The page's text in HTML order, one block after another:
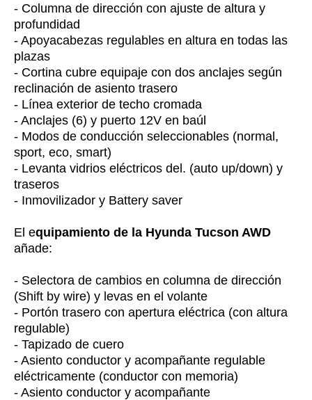
- Columna de dirección con ajuste de altura y
profundidad
- Apoyacabezas regulables en altura en todas las
plazas
- Cortina cubre equipaje con dos anclajes según
reclinación de asiento trasero
- Línea exterior de techo cromada
- Anclajes (6) y puerto 12V en baúl
- Modos de conducción seleccionables (normal,
sport, eco, smart)
- Levanta vidrios eléctricos del. (auto up/down) y
traseros
- Inmovilizador y Battery saver
El equipamiento de la Hyunda Tucson AWD
añade:
- Selectora de cambios en columna de dirección
(Shift by wire) y levas en el volante
- Portón trasero con apertura eléctrica (con altura
regulable)
- Tapizado de cuero
- Asiento conductor y acompañante regulable
eléctricamente (conductor con memoria)
- Asiento conductor y acompañante